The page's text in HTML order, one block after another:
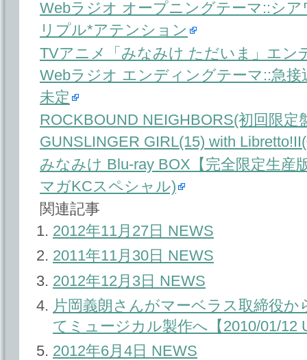
Webラジオ オープニングテーマ::シ
リプル*アテンション
TVアニメ「みなみけ ただいま」エン
Webラジオ エンディングテーマ::急
未定
ROCKBOUND NEIGHBORS(初回限定
GUNSLINGER GIRL(15) with
みなみけ Blu-ray BOX【完全限定生産
マガKCスペシャル)
関連記事
2012年11月27日 NEWS
2011年11月30日 NEWS
2012年12月3日 NEWS
片岡義朗さんがマーベラス取締役
てミュージカル製作へ【2010/01/12
2012年6月4日 NEWS